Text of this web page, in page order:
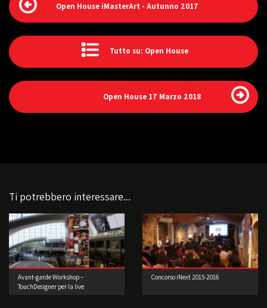
Open House iMasterArt - Autunno 2017
Tutto su: Open House
Open House 17 Marzo 2018
Ti potrebbero interessare...
Avant-garde Workshop –
TouchDesigner per la live
Concorso iNext 2015-2016